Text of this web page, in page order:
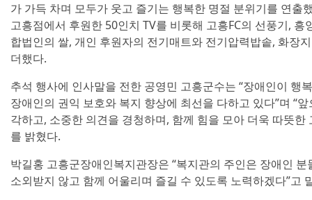
가 가득 차며 모두가 웃고 즐기는 행복한 명절 분위기를 연출
고흥점에서 후원한 50인치 TV를 비롯해 고흥FC의 선풍기,
합법인의 쌀, 개인 후원자의 전기매트와 전기압력밥솥, 화장
더했다.
추석 행사에 인사말을 전한 공영민 고흥군수는 “장애인이 행
장애인의 권익 보호와 복지 향상에 최선을 다하고 있다”며 “
각하고, 소중한 의견을 경청하며, 함께 힘을 모아 더욱 따뜻
를 밝혔다.
박길홍 고흥군장애인복지관장은 “복지관의 주인은 장애인
소외받지 않고 함께 어울리며 즐길 수 있도록 노력하겠다”고